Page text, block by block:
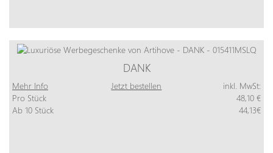
DANK
Mehr Info Jetzt bestellen
inkl. MwSt:
Pro Stück
48,10 €
Ab 10 Stück
44,13€